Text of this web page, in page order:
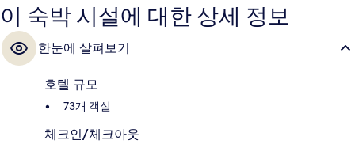
이 숙박 시설에 대한 상세 정보
한눈에 살펴보기
호텔 규모
73개 객실
체크인/체크아웃